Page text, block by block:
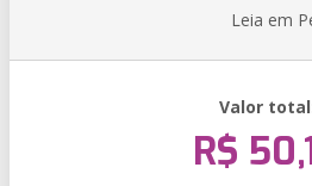
Leia em
Valor
R$